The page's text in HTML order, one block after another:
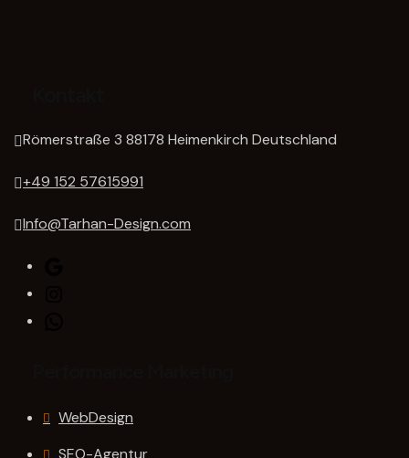
Römerstraße 3 88178 Heimenkirch Deutschland
‭+49 152 57615991‬
Info@Tarhan-Design.com
WebDesign